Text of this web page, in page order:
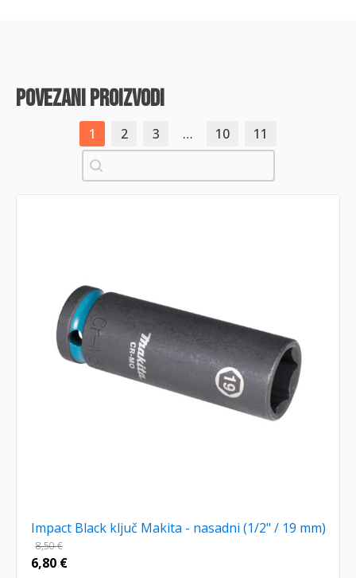
povezani proizvodi
1 2 3 … 10
11
Pretraži
Impact Black ključ Makita - nasadni (1/2" / 19 mm)
8,50€
6,80 €